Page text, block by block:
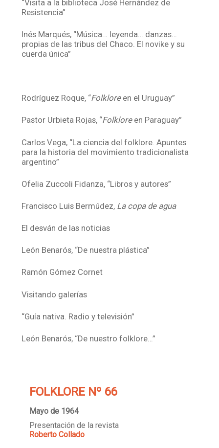
“Visita a la biblioteca José Hernández de
Resistencia”
Inés Marqués, “Música… leyenda… danzas…
propias de las tribus del Chaco. El novike y su
cuerda única”
Rodríguez Roque, “Folkloreen el Uruguay”
Pastor Urbieta Rojas, “Folkloreen Paraguay”
Carlos Vega, “La ciencia del folklore. Apuntes
para la historia del movimiento tradicionalista
argentino”
Ofelia Zuccoli Fidanza, “Libros y autores”
Francisco Luis Bermúdez, La copa de agua
El desván de las noticias
León Benarós, “De nuestra plástica”
Ramón Gómez Cornet
Visitando galerías
“Guía nativa. Radio y televisión”
León Benarós, “De nuestro folklore…”
FOLKLORE Nº 66
Mayo de 1964
Presentación de la revista
Roberto Collado